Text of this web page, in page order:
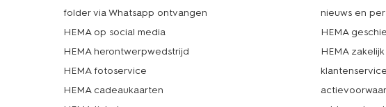
folder via Whatsapp ontvangen
HEMA op social media
HEMA herontwerpwedstrijd
HEMA fotoservice
HEMA cadeaukaarten
nieuws en
HEMA
HEMA zakelijk
klantenservice